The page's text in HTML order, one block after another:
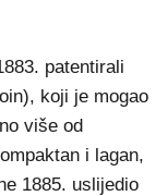
patentirali
koji je mogao
više od
i lagan,
1885. uslijedio